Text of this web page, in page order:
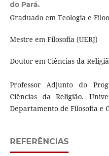
do Pará.
Graduado em Teologia e
Mestre em Filosofia (UERJ)
Doutor em Ciências da
Professor Adjunto do
Ciências da Religião.
Departamento de Filosofia e
REFERÊNCIAS